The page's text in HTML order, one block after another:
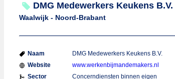
DMG Medewerkers Keukens B.V.
Waalwijk - Noord-Brabant
Naam
DMG Medewerkers Keukens B.V.
Website
www.werkenbijmandemakers.nl
Sector
Concerndiensten binnen eigen